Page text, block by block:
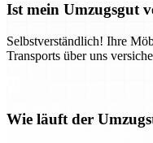
Ist mein Umzugsgut
Selbstverständlich! Ihre
Transports über uns
Wie läuft der